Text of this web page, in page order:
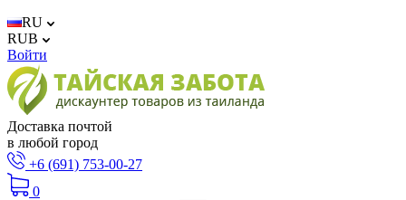
RU
RUB
Войти
Доставка почтой
в любой город
+6 (691) 753-00-27
0